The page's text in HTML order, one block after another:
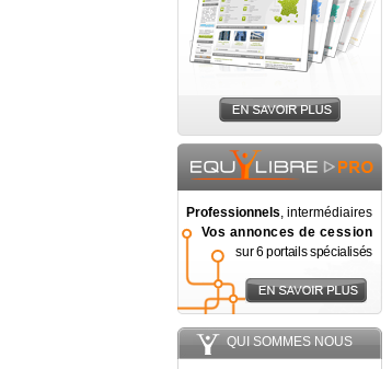
Professionnels, intermédiaires
Vos annonces de cession
sur 6 portails spécialisés
QUI SOMMES NOUS